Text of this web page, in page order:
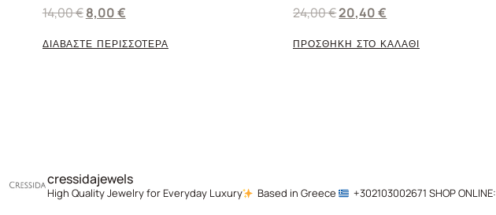
14,00€8,00€
ΔΙΑΒΑΣΤΕ ΠΕΡΙΣΣΟΤΕΡΑ
24,00€20,40€
ΠΡΟΣΘΗΚΗ ΣΤΟ ΚΑΛΑΘΙ
cressidajewels
High Quality Jewelry for Everyday Luxury Based in Greece +302103002671 SHOP ONLINE: